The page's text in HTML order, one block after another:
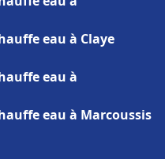
eau à Claye
eau à
eau à Marcoussis